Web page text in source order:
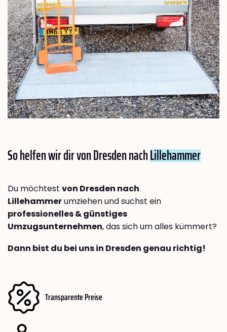
So helfen wir dir von Dresden nachLillehammer
Du möchtest von Dresden nach
Lillehammerumziehen und suchst ein
professionelles & günstiges
Umzugsunternehmen, das sich um alles kümmert?
Dann bist du bei uns in Dresden genau richtig!
Transparente Preise